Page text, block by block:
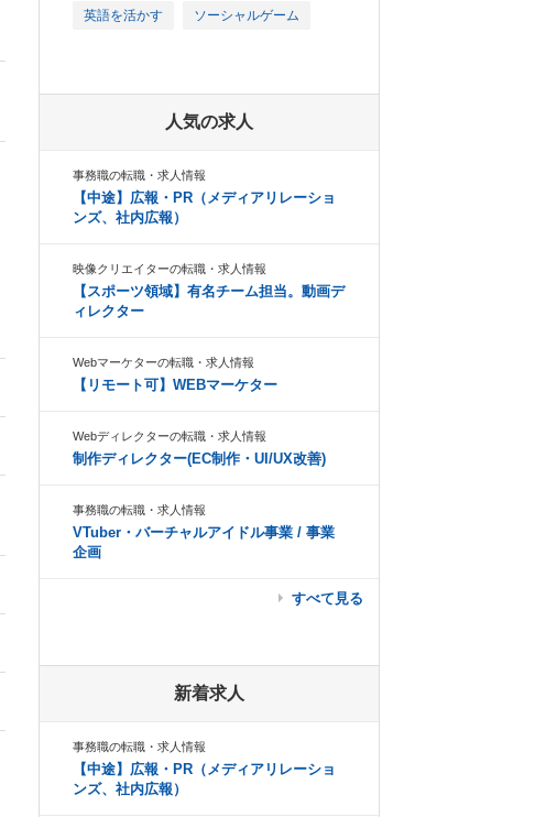
英語を活かす ソーシャルゲーム
人気の求人
事務職の転職・求人情報
【中途】広報・PR（メディアリレーショ
ンズ、社内広報）
映像クリエイターの転職・求人情報
【スポーツ領域】有名チーム担当。動画デ
ィレクター
Webマーケターの転職・求人情報
【リモート可】WEBマーケター
Webディレクターの転職・求人情報
制作ディレクター(EC制作・UI/UX改善)
事務職の転職・求人情報
VTuber・バーチャルアイドル事業 / 事業
企画
すべて見る
新着求人
事務職の転職・求人情報
【中途】広報・PR（メディアリレーショ
ンズ、社内広報）